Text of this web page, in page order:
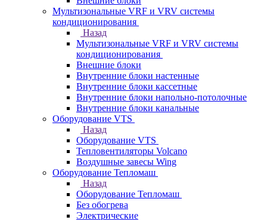
Мультизональные VRF и VRV системы
кондиционирования
Назад
Мультизональные VRF и VRV системы
кондиционирования
Внешние блоки
Внутренние блоки настенные
Внутренние блоки кассетные
Внутренние блоки напольно-потолочные
Внутренние блоки канальные
Оборудование VTS
Назад
Оборудование VTS
Тепловентиляторы Volcano
Воздушные завесы Wing
Оборудование Тепломаш
Назад
Оборудование Тепломаш
Без обогрева
Электрические